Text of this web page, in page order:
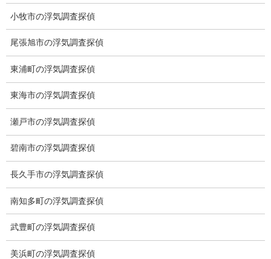
ブログ
時速1000キロ
総合探偵社ミライリサーチ
愛知県名古屋市中区栄3-7ｰ4
Toshin.Sakuraビル 10F
小牧市の浮気調査探偵
尾張旭市の浮気調査探偵
東浦町の浮気調査探偵
東海市の浮気調査探偵
瀬戸市の浮気調査探偵
碧南市の浮気調査探偵
長久手市の浮気調査探偵
南知多町の浮気調査探偵
武豊町の浮気調査探偵
美浜町の浮気調査探偵